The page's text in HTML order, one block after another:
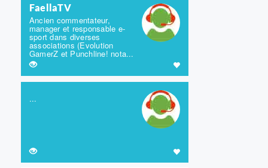
FaellaTV
Ancien commentateur,
manager et responsable e-
sport dans diverses
associations (Evolution
GamerZ et Punchline! nota...
...